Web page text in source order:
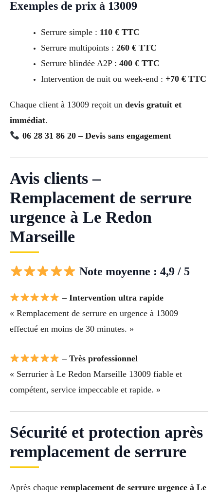
Exemples de prix à 13009
Serrure simple : 110 € TTC
Serrure multipoints : 260 € TTC
Serrure blindée A2P : 400 € TTC
Intervention de nuit ou week-end : +70 € TTC
Chaque client à 13009 reçoit un devis gratuit et
immédiat.
06 28 31 86 20 – Devis sans engagement
Avis clients –
Remplacement de serrure
urgence à Le Redon
Marseille
Note moyenne : 4,9 / 5
– Intervention ultra rapide
« Remplacement de serrure en urgence à 13009
effectué en moins de 30 minutes. »
– Très professionnel
« Serrurier à Le Redon Marseille 13009 fiable et
compétent, service impeccable et rapide. »
Sécurité et protection après
remplacement de serrure
Après chaque remplacement de serrure urgence à Le